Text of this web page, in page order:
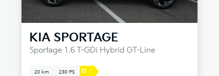
KIA SPORTAGE
Sportage 1.6 T-GDi Hybrid GT-Line
20 km 230 PS D